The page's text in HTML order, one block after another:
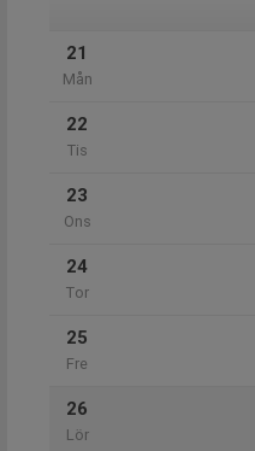
21
Mån
22
Tis
23
Ons
24
Tor
25
Fre
26
Lör